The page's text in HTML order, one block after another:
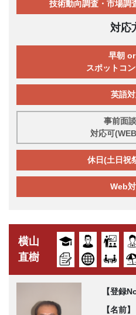
技術動向調査・市場調
対応
早朝
スポットコ
英語
事前面
対応可
休日(土日祝
Web
横山
直樹
【登録No
【名前】